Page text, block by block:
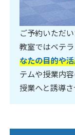
ご予約いただ
教室ではベテ
なたの目的や
テムや授業内
授業へと誘導さ